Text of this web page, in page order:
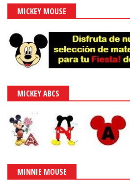
MICKEY MOUSE
MICKEY ABCS
MINNIE MOUSE